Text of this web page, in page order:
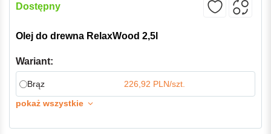
Dostępny
Olej do drewna RelaxWood 2,5l
Wariant:
Brąz
226,92 PLN/szt.
pokaż wszystkie